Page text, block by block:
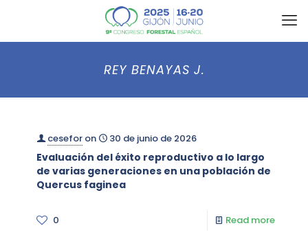
REY BENAYAS J.
cesefor on 30 de junio de 2026
Evaluación del éxito reproductivo a lo largo
de varias generaciones en una población de
Quercus faginea
0 Read more